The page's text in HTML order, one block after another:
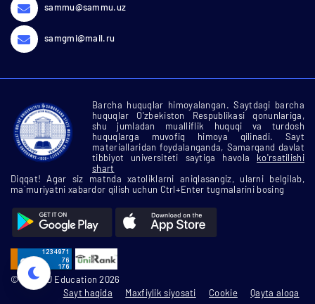
sammu@sammu.uz
samgmi@mail.ru
Barcha huquqlar himoyalangan. Saytdagi barcha
huquqlar O'zbekiston Respublikasi qonunlariga,
shu jumladan mualliflik huquqi va turdosh
huquqlarga muvofiq himoya qilinadi. Sayt
materiallaridan foydalanganda, Samarqand davlat
tibbiyot universiteti saytiga havola ko'rsatilishi
shart
Diqqat! Agar siz matnda xatoliklarni aniqlasangiz, ularni belgilab,
ma`muriyatni xabardor qilish uchun Ctrl+Enter tugmalarini bosing
© SamMU Education 2026
Sayt haqida
Maxfiylik siyosati Cookie Qayta aloqa